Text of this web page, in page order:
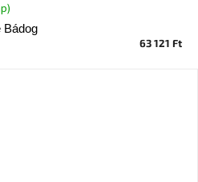
Bádog
63 121 Ft